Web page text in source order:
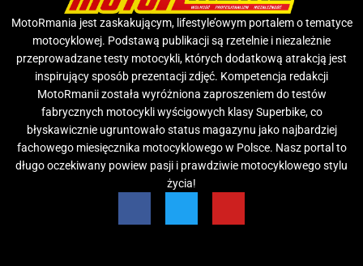
MotoRmania jest zaskakującym, lifestyle’owym portalem o tematyce
motocyklowej. Podstawą publikacji są rzetelnie i niezależnie
przeprowadzane testy motocykli, których dodatkową atrakcją jest
inspirujący sposób prezentacji zdjęć. Kompetencja redakcji
MotoRmanii została wyróżniona zaproszeniem do testów
fabrycznych motocykli wyścigowych klasy Superbike, co
błyskawicznie ugruntowało status magazynu jako najbardziej
fachowego miesięcznika motocyklowego w Polsce. Nasz portal to
długo oczekiwany powiew pasji i prawdziwie motocyklowego stylu
życia!